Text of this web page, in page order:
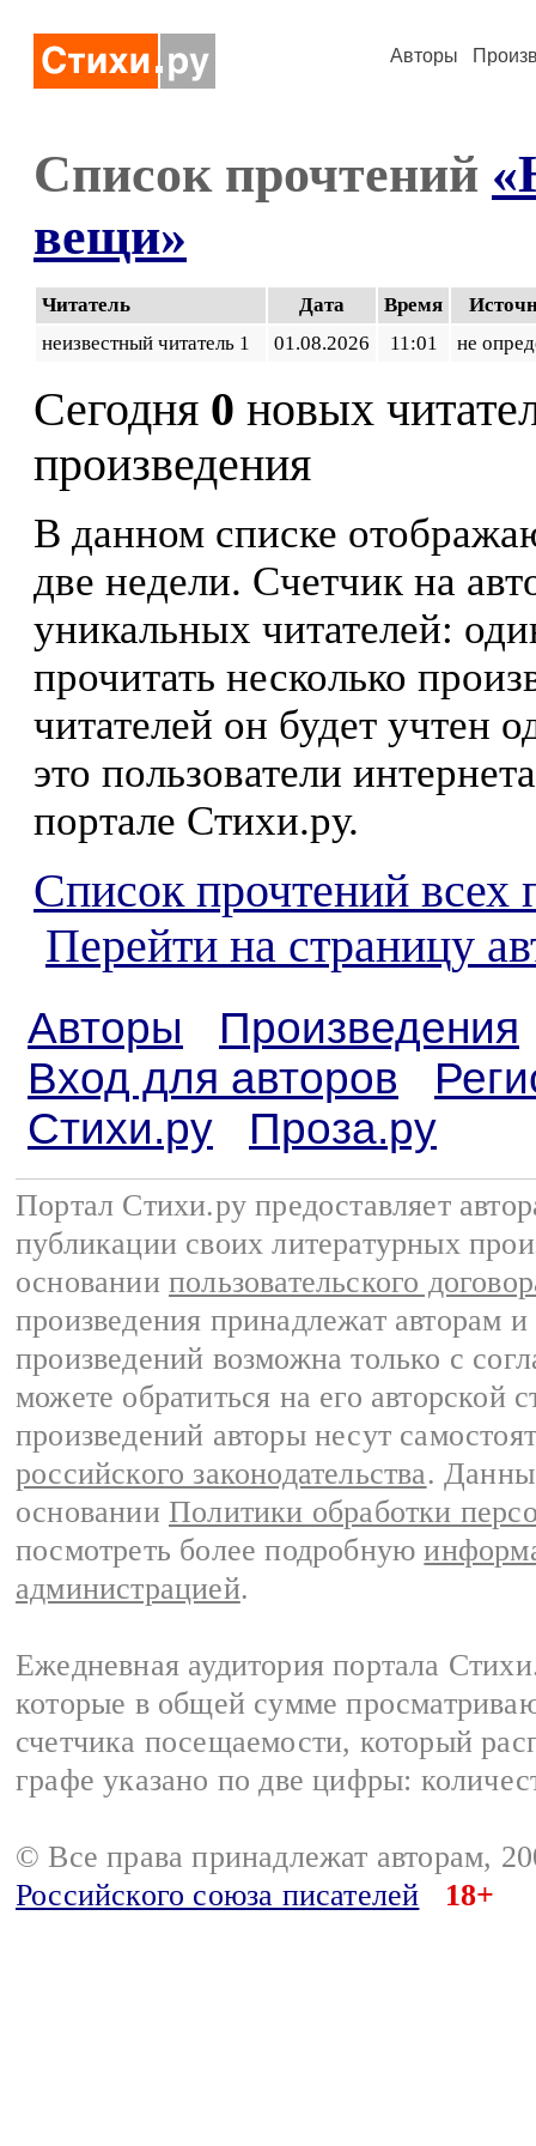
Авторы
Список прочтений
вещи»
Читатель Дата Время
неизвестный читатель 1
01.08.2026 11:01 не
Сегодня 0 новых
произведения
В данном списке
две недели. Счетчик на
уникальных читателей:
прочитать несколько
читателей он будет учтен
это пользователи
портале Стихи.ру.
Список прочтений всех
Перейти на страницу
Авторы
Произведения
Вход для авторов
Стихи.ру
Проза.ру
Портал Стихи.ру предоставляет
публикации своих литературных
основании пользовательского
произведения принадлежат авторам
произведений возможна только с
можете обратиться на его авторской
произведений авторы несут
российского законодательства.
основании Политики обработки
посмотреть более подробную
администрацией.
Ежедневная аудитория портала
которые в общей сумме
счетчика посещаемости, который
графе указано по две цифры:
© Все права принадлежат авторам,
Российского союза писателей
18+